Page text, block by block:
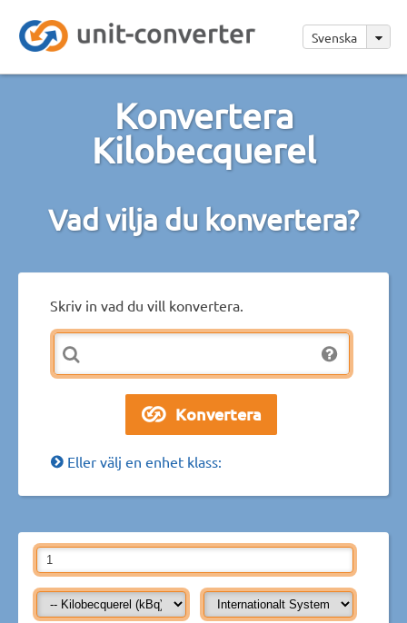
Svenska
Konvertera
Kilobecquerel
Vad vilja du konvertera?
Skriv in vad du vill konvertera.
Eller välj en enhet klass: